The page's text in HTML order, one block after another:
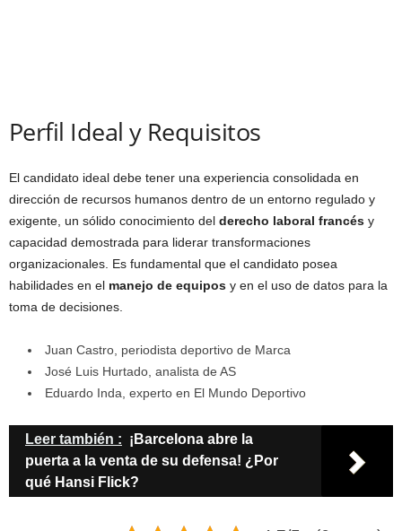
Perfil Ideal y Requisitos
El candidato ideal debe tener una experiencia consolidada en
dirección de recursos humanos dentro de un entorno regulado y
exigente, un sólido conocimiento del derecho laboral francés y
capacidad demostrada para liderar transformaciones
organizacionales. Es fundamental que el candidato posea
habilidades en el manejo de equipos y en el uso de datos para la
toma de decisiones.
Juan Castro, periodista deportivo de Marca
José Luis Hurtado, analista de AS
Eduardo Inda, experto en El Mundo Deportivo
Leer también : ¡Barcelona abre la
puerta a la venta de su defensa! ¿Por
qué Hansi Flick?